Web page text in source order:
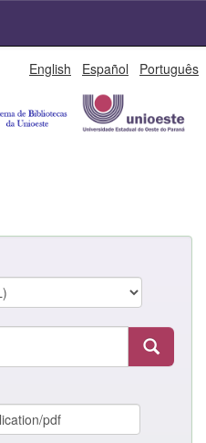
English Español Português